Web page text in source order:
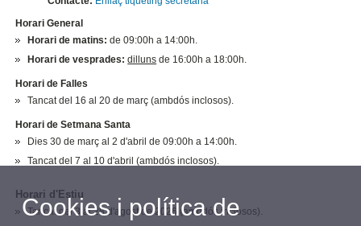
Horari General
Horari de matins: de 09:00h a 14:00h.
Horari de vesprades: dilluns de 16:00h a 18:00h.
Horari de Falles
Tancat del 16 al 20 de març (ambdós inclosos).
Horari de Setmana Santa
Dies 30 de març al 2 d'abril de 09:00h a 14:00h.
Tancat del 7 al 10 d'abril (ambdós inclosos).
Horari d'Estiu
Tancat del 3 al 28 d'agost de 2026 (ambdós inclosos).
Cookies i política de